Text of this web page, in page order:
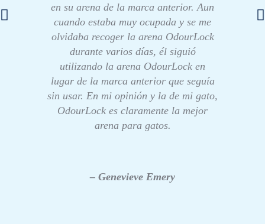
en su arena de la marca anterior. Aun
cuando estaba muy ocupada y se me
olvidaba recoger la arena OdourLock
durante varios días, él siguió
utilizando la arena OdourLock en
lugar de la marca anterior que seguía
sin usar. En mi opinión y la de mi gato,
OdourLock es claramente la mejor
arena para gatos.
– Genevieve Emery